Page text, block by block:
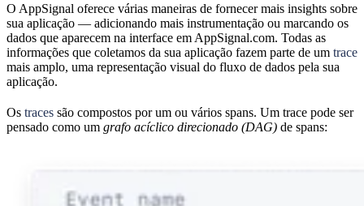
O AppSignal oferece várias maneiras de fornecer mais insights sobre
sua aplicação — adicionando mais instrumentação ou marcando os
dados que aparecem na interface em AppSignal.com. Todas as
informações que coletamos da sua aplicação fazem parte de um trace
mais amplo, uma representação visual do fluxo de dados pela sua
aplicação.
Os traces são compostos por um ou vários spans. Um trace pode ser
pensado como um grafo acíclico direcionado (DAG) de spans: